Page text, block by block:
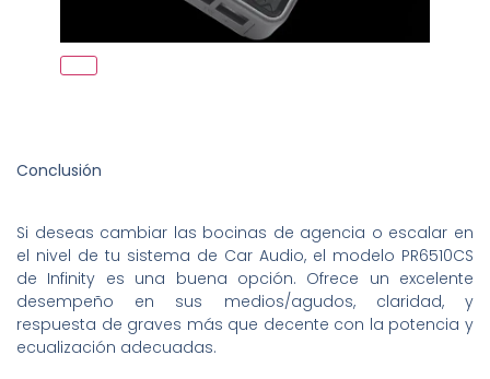
Conclusión
Si deseas cambiar las bocinas de agencia o escalar en
el nivel de tu sistema de Car Audio, el modelo PR6510CS
de Infinity es una buena opción. Ofrece un excelente
desempeño en sus medios/agudos, claridad, y
respuesta de graves más que decente con la potencia y
ecualización adecuadas.